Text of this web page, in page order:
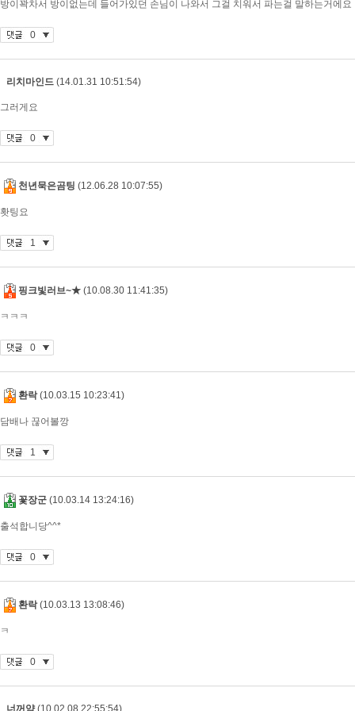
방이꽉차서 방이없는데 들어가있던 손님이 나와서 그걸 치워서 파는걸 말하는거에요
0
리치마인드 (14.01.31 10:51:54)
그러게요
0
천년묵은곰팅 (12.06.28 10:07:55)
홧팅요
1
핑크빛러브~★ (10.08.30 11:41:35)
ㅋㅋㅋ
0
환락(10.03.15 10:23:41)
담배나 끊어볼깡
1
꽃장군 (10.03.14 13:24:16)
출석합니당^^*
0
환락(10.03.13 13:08:46)
ㅋ
0
너꺼얌(10.02.08 22:55:54)